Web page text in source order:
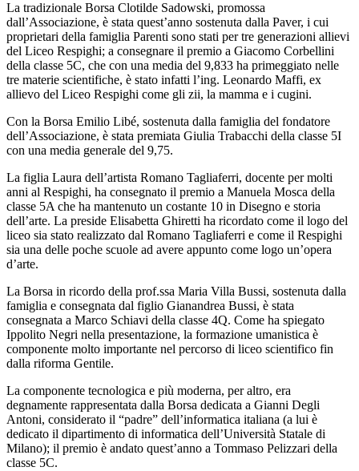
La tradizionale Borsa Clotilde Sadowski, promossa
dall’Associazione, è stata quest’anno sostenuta dalla Paver, i cui
proprietari della famiglia Parenti sono stati per tre generazioni allievi
del Liceo Respighi; a consegnare il premio a Giacomo Corbellini
della classe 5C, che con una media del 9,833 ha primeggiato nelle
tre materie scientifiche, è stato infatti l’ing. Leonardo Maffi, ex
allievo del Liceo Respighi come gli zii, la mamma e i cugini.
Con la Borsa Emilio Libé, sostenuta dalla famiglia del fondatore
dell’Associazione, è stata premiata Giulia Trabacchi della classe 5I
con una media generale del 9,75.
La figlia Laura dell’artista Romano Tagliaferri, docente per molti
anni al Respighi, ha consegnato il premio a Manuela Mosca della
classe 5A che ha mantenuto un costante 10 in Disegno e storia
dell’arte. La preside Elisabetta Ghiretti ha ricordato come il logo del
liceo sia stato realizzato dal Romano Tagliaferri e come il Respighi
sia una delle poche scuole ad avere appunto come logo un’opera
d’arte.
La Borsa in ricordo della prof.ssa Maria Villa Bussi, sostenuta dalla
famiglia e consegnata dal figlio Gianandrea Bussi, è stata
consegnata a Marco Schiavi della classe 4Q. Come ha spiegato
Ippolito Negri nella presentazione, la formazione umanistica è
componente molto importante nel percorso di liceo scientifico fin
dalla riforma Gentile.
La componente tecnologica e più moderna, per altro, era
degnamente rappresentata dalla Borsa dedicata a Gianni Degli
Antoni, considerato il “padre” dell’informatica italiana (a lui è
dedicato il dipartimento di informatica dell’Università Statale di
Milano); il premio è andato quest’anno a Tommaso Pelizzari della
classe 5C.